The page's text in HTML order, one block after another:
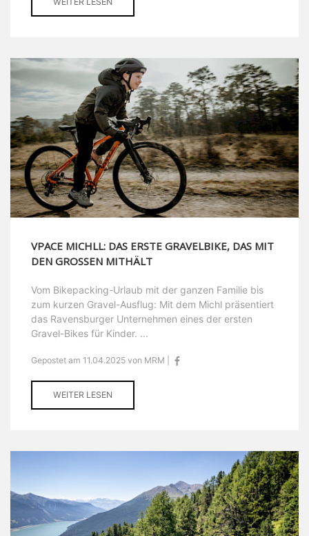
VPACE MICHLL: DAS ERSTE GRAVELBIKE, DAS MIT
DEN GROSSEN MITHÄLT
Vom Bikepacking-Urlaub mit der ganzen Familie bis
zum kurzen Gravel-Ausflug: Mit dem Michl präsentiert
das Ravensburger Unternehmen eines der ersten
Gravel-Bikes für Kinder. ...
Gepostet am 11.04.2025 von MRM |
WEITER LESEN